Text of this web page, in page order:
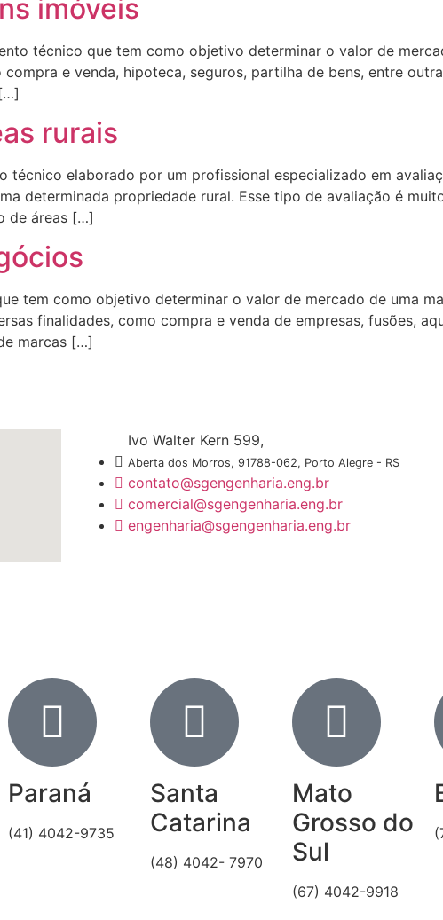
imóveis
técnico que tem como objetivo determinar o valor de
e venda, hipoteca, seguros, partilha de bens, entre
rurais
técnico elaborado por um profissional especializado em
determinada propriedade rural. Esse tipo de avaliação é
de áreas […]
tem como objetivo determinar o valor de mercado de uma
finalidades, como compra e venda de empresas, fusões,
marcas […]
Ivo Walter Kern 599,
Aberta dos Morros, 91788-062, Porto Alegre - RS
contato@sgengenharia.eng.br
comercial@sgengenharia.eng.br
engenharia@sgengenharia.eng.br
Paraná
(41) 4042-9735
Santa
Catarina
(48) 4042- 7970
Mato
Grosso do
Sul
(67) 4042-9918